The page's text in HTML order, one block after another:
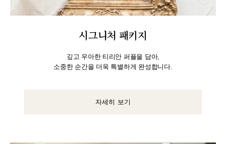
시그니처 패키지
깊고 우아한 티리안 퍼플을 담아,
소중한 순간을 더욱 특별하게 완성합니다.
자세히 보기